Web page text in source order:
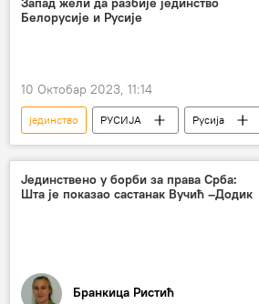
Белорусије и Русије
10 Октобар 2023, 11:14
јединство РУСИЈА
Русија
Русија – политика
Белорусија
Александар Лукашенко
Запад
Јединствено у борби за права Срба:
Шта је показао састанак Вучић –Додик
Бранкица Ристић